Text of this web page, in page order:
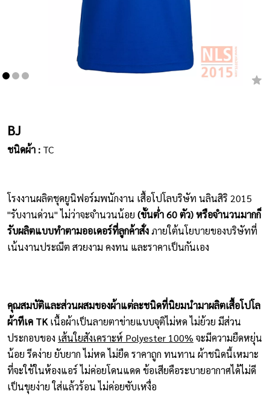
ชุดคลุมท้อง
ชุดหมี
ตัวอย่างแขนเสื้อโปโล
สีผ้า
BJ
ชนิดผ้า : TC
โรงงานผลิตชุดยูนิฟอร์มพนักงาน เสื้อโปโลบริษัท นลินสิริ 2015
"รับงานด่วน" ไม่ว่าจะจำนวนน้อย (ขั้นต่ำ 60 ตัว) หรือจำนวนมากก็
รับผลิตแบบทำตามออเดอร์ที่ลูกค้าสั่งภายใต้นโยบายของบริษัทที่
เน้นงานประณีต สวยงาม คงทน และราคาเป็นกันเอง
คุณสมบัติและส่วนผสมของผ้าแต่ละชนิดที่นิยมนำมาผลิตเสื้อโปโล
ผ้าทีเค TKเนื้อผ้าเป็นลายตาข่ายแบบจุติไม่หด ไม่ย้วย มีส่วน
ประกอบของ เส้นใยสังเคราะห์ Polyester 100% จะมีความยืดหยุ่น
น้อย รีดง่าย ยับยาก ไม่หด ไม่ยืด ราคาถูก ทนทาน ผ้าชนิดนี้เหมาะ
ที่จะใช้ในห้องแอร์ ไม่ค่อยโดนแดด ข้อเสียคือระบายอากาศได้ไม่ดี
เป็นขุยง่าย ใส่แล้วร้อน ไม่ค่อยซับเหงื่อ